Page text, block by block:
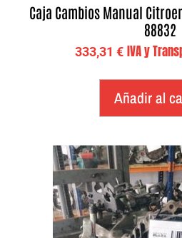
Caja Cambios Manual
88832
333,31 € IVA y
Añadir al